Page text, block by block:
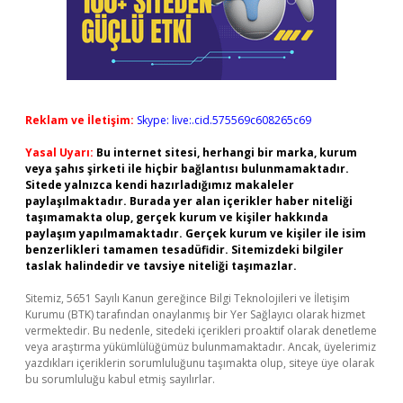
Reklam ve İletişim: Skype: live:.cid.575569c608265c69
Yasal Uyarı: Bu internet sitesi, herhangi bir marka, kurum
veya şahıs şirketi ile hiçbir bağlantısı bulunmamaktadır.
Sitede yalnızca kendi hazırladığımız makaleler
paylaşılmaktadır. Burada yer alan içerikler haber niteliği
taşımamakta olup, gerçek kurum ve kişiler hakkında
paylaşım yapılmamaktadır. Gerçek kurum ve kişiler ile isim
benzerlikleri tamamen tesadüfidir. Sitemizdeki bilgiler
taslak halindedir ve tavsiye niteliği taşımazlar.
Sitemiz, 5651 Sayılı Kanun gereğince Bilgi Teknolojileri ve İletişim
Kurumu (BTK) tarafından onaylanmış bir Yer Sağlayıcı olarak hizmet
vermektedir. Bu nedenle, sitedeki içerikleri proaktif olarak denetleme
veya araştırma yükümlülüğümüz bulunmamaktadır. Ancak, üyelerimiz
yazdıkları içeriklerin sorumluluğunu taşımakta olup, siteye üye olarak
bu sorumluluğu kabul etmiş sayılırlar.